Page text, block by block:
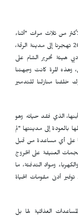
من ثلاث مرات "أثناء
هجوم الاحتلال التركي على مدينة كري سبي في عام 2019 تهجرنا إلى مدينة الرقة،
هيئة تحرير الشام على
وهذه المرة كانت وجهتنا
خلفنا منازلنا للتدمير
الذي فقد حياته وهو
بالعودة إلى مدينتها "لم
على أي مساعدة من قبل
العنيفة على الخروج
ومواد التدفئة، ما
أدنى مقومات الحياة
الغذائية لها بل